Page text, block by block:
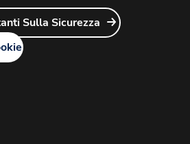
Sulla Sicurezza
Sulla Sicurezza